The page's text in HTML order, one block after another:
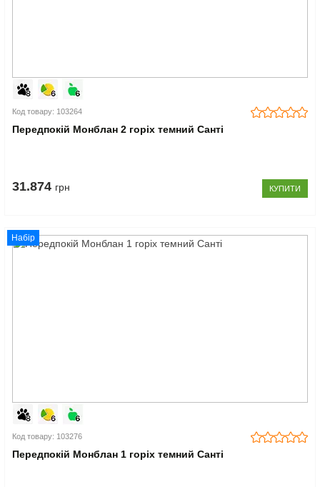
Код товару: 103264
Передпокій Монблан 2 горіх темний Санті
31.874 грн КУПИТИ
Набір
Код товару: 103276
Передпокій Монблан 1 горіх темний Санті